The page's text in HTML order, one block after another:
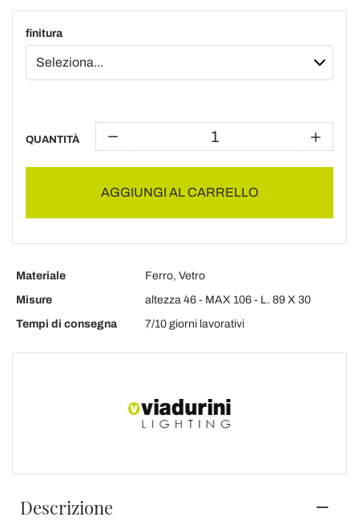
finitura
QUANTITÀ
AGGIUNGI AL CARRELLO
Materiale
Ferro, Vetro
Misure
altezza 46 - MAX 106 - L. 89 X 30
Tempi di consegna
7/10 giorni lavorativi
Descrizione